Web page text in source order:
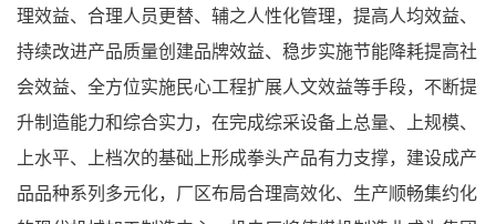
理效益、合理人员更替、辅之人性化管理，提高人均效益、
持续改进产品质量创建品牌效益、稳步实施节能降耗提高社
会效益、全方位实施民心工程扩展人文效益等手段，不断提
升制造能力和综合实力，在完成综采设备上总量、上规模、
上水平、上档次的基础上形成拳头产品有力支撑，建设成产
品品种系列多元化，厂区布局合理高效化、生产顺畅集约化